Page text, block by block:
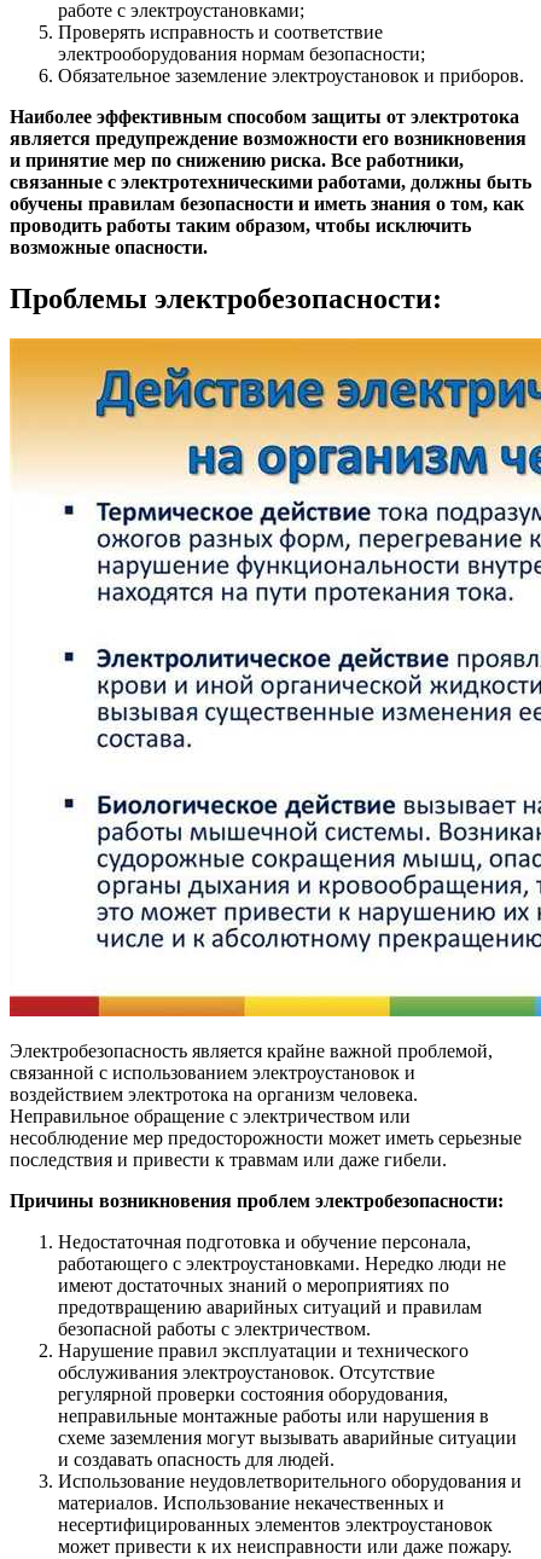
работе с электроустановками;
Проверять исправность и соответствие
электрооборудования нормам безопасности;
Обязательное заземление электроустановок и приборов.
Наиболее эффективным способом защиты от электротока
является предупреждение возможности его возникновения
и принятие мер по снижению риска. Все работники,
связанные с электротехническими работами, должны быть
обучены правилам безопасности и иметь знания о том, как
проводить работы таким образом, чтобы исключить
возможные опасности.
Проблемы электробезопасности:
Электробезопасность является крайне важной проблемой,
связанной с использованием электроустановок и
воздействием электротока на организм человека.
Неправильное обращение с электричеством или
несоблюдение мер предосторожности может иметь серьезные
последствия и привести к травмам или даже гибели.
Причины возникновения проблем электробезопасности:
Недостаточная подготовка и обучение персонала,
работающего с электроустановками. Нередко люди не
имеют достаточных знаний о мероприятиях по
предотвращению аварийных ситуаций и правилам
безопасной работы с электричеством.
Нарушение правил эксплуатации и технического
обслуживания электроустановок. Отсутствие
регулярной проверки состояния оборудования,
неправильные монтажные работы или нарушения в
схеме заземления могут вызывать аварийные ситуации
и создавать опасность для людей.
Использование неудовлетворительного оборудования и
материалов. Использование некачественных и
несертифицированных элементов электроустановок
может привести к их неисправности или даже пожару.